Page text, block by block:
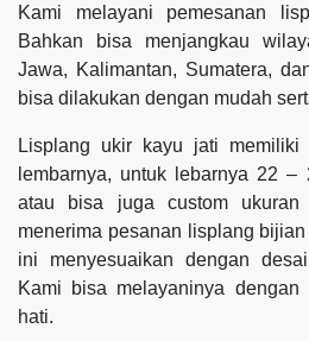
Kami melayani pemesanan
Bahkan bisa menjangkau
Jawa, Kalimantan, Sumatera,
bisa dilakukan dengan mudah
Lisplang ukir kayu jati
lembarnya, untuk lebarnya 22
atau bisa juga custom
menerima pesanan lisplang
ini menyesuaikan dengan
Kami bisa melayaninya dengan
hati.